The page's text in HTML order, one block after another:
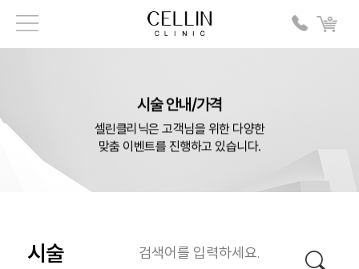
시술 안내/가격
셀린클리닉은 고객님을 위한 다양한
맞춤 이벤트를 진행하고 있습니다.
시술